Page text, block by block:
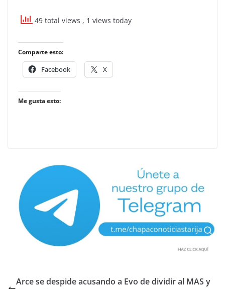
49 total views , 1 views today
Comparte esto:
Facebook X
Me gusta esto:
Arce se despide acusando a Evo de dividir al MAS y